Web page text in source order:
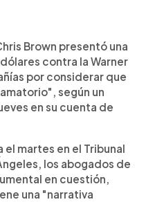
Brown presentó una
contra la Warner
por considerar que
según un
en su cuenta de
martes en el Tribunal
los abogados de
en cuestión,
una "narrativa